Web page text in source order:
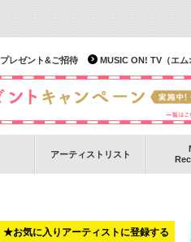
MUSIC ON! TV（エム
プレゼント&ご招待
アーティストリスト
★お気に入りアーティストに登録する